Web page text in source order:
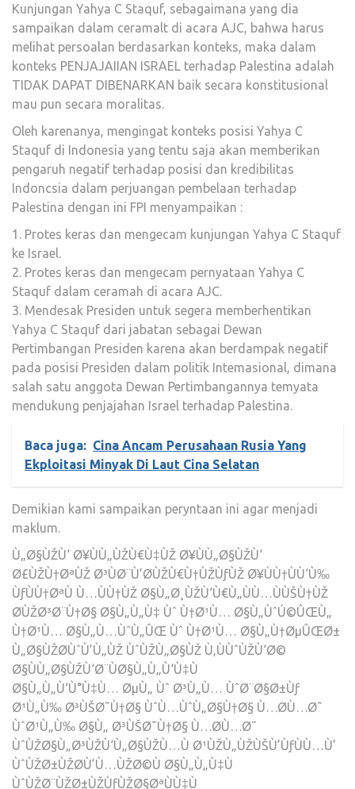
Kunjungan Yahya C Staquf, sebagaimana yang dia
sampaikan dalam ceramalt di acara AJC, bahwa harus
melihat persoalan berdasarkan konteks, maka dalam
konteks PENJAJAIIAN ISRAEL terhadap Palestina adalah
TIDAK DAPAT DIBENARKAN baik secara konstitusional
mau pun secara moralitas.
Oleh karenanya, mengingat konteks posisi Yahya C
Staquf di Indonesia yang tentu saja akan memberikan
pengaruh negatif terhadap posisi dan kredibilitas
Indoncsia dalam perjuangan pembelaan terhadap
Palestina dengan ini FPI menyampaikan :
1. Protes keras dan mengecam kunjungan Yahya C Staquf
ke Israel.
2. Protes keras dan mengecam pernyataan Yahya C
Staquf dalam ceramah di acara AJC.
3. Mendesak Presiden untuk segera memberhentikan
Yahya C Staquf dari jabatan sebagai Dewan
Pertimbangan Presiden karena akan berdampak negatif
pada posisi Presiden dalam politik Intemasional, dimana
salah satu anggota Dewan Pertimbangannya temyata
mendukung penjajahan Israel terhadap Palestina.
Baca juga: Cina Ancam Perusahaan Rusia Yang
Ekploitasi Minyak Di Laut Cina Selatan
Demikian kami sampaikan peryntaan ini agar menjadi
maklum.
Ù„Ø§ÙŽÙ‘ Ø¥ÙÙ„ÙŽÙ€Ù‡ÙŽ Ø¥ÙÙ„Ø§ÙŽÙ‘
Ø£ÙŽÙ†ØªÙŽ Ø³ÙØ¨Ù’Ø­ÙŽÙ€Ù†ÙŽÙƒÙŽ Ø¥ÙÙ†ÙÙ‘Ù‰
ÙƒÙÙ†ØªÙ Ù…ÙÙ†ÙŽ Ø§Ù„Ø¸ÙŽÙ‘Ù€Ù„ÙÙ…ÙÙŠÙ†ÙŽ
Ø­ÙŽØ³Ø¨Ù†Ø§ Ø§Ù„Ù„Ù‡ Ùˆ Ù†Ø¹Ù… Ø§Ù„ÙˆÚ©ÛŒÙ„
Ù†Ø¹Ù… Ø§Ù„Ù…ÙˆÙ„ÛŒ Ùˆ Ù†Ø¹Ù… Ø§Ù„Ù†ØµÛŒØ±
Ù„Ø§ÙŽØ­ÙˆÙ’Ù„ÙŽ ÙˆÙŽÙ„Ø§ÙŽ Ù‚ÙÙˆÙŽÙ‘Ø©
Ø§ÙÙ„Ø§ÙŽÙ‘Ø¨ÙØ§Ù„Ù„Ù‘Ù‡Ù
Ø§Ù„Ù„Ù‘Ù°Ù‡Ù… ØµÙ„ Ùˆ Ø³Ù„Ù… ÙˆØ¨Ø§Ø±Ùƒ
Ø¹Ù„Ù‰ Ø³ÙŠØ¯Ù†Ø§ ÙˆÙ…ÙˆÙ„Ø§Ù†Ø§ Ù…Ø­Ù…Ø¯
ÙˆØ¹Ù„Ù‰ Ø§Ù„ Ø³ÙŠØ¯Ù†Ø§ Ù…Ø­Ù…Ø¯
ÙˆÙŽØ§Ù„Ø³ÙŽÙ‘Ù„Ø§ÙŽÙ…Ù Ø¹ÙŽÙ„ÙŽÙŠÙ’ÙƒÙÙ…Ù’
ÙˆÙŽØ±ÙŽØ­Ù’Ù…ÙŽØ©Ù Ø§Ù„Ù„Ù‡Ù
ÙˆÙŽØ¨ÙŽØ±ÙŽÙƒÙŽØ§ØªÙÙ‡Ù